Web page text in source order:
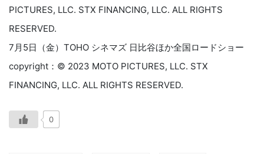
PICTURES, LLC. STX FINANCING, LLC. ALL RIGHTS
RESERVED.
7月5日（金）TOHO シネマズ 日比谷ほか全国ロードショー
copyright：© 2023 MOTO PICTURES, LLC. STX
FINANCING, LLC. ALL RIGHTS RESERVED.
0